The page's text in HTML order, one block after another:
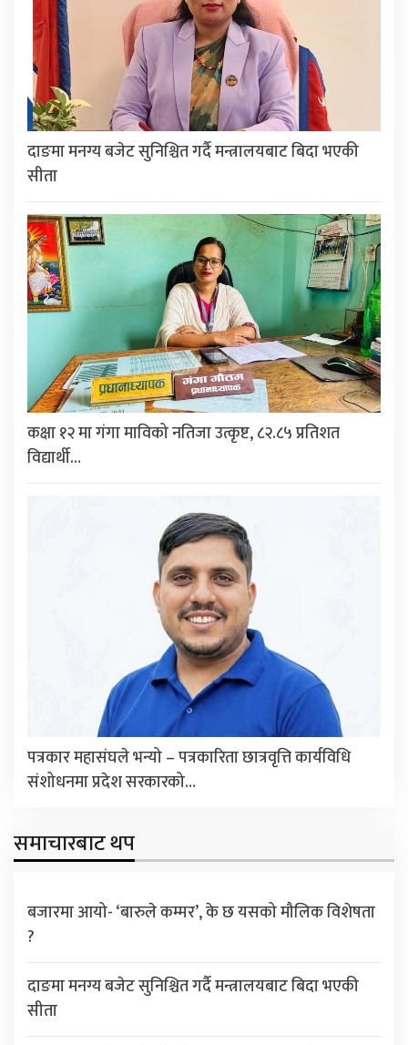
दाङमा मनग्य बजेट सुनिश्चित गर्दै मन्त्रालयबाट बिदा भएकी
सीता
कक्षा १२ मा गंगा माविको नतिजा उत्कृष्ट, ८२.८५ प्रतिशत
विद्यार्थी…
पत्रकार महासंघले भन्यो – पत्रकारिता छात्रवृत्ति कार्यविधि
संशोधनमा प्रदेश सरकारको…
समाचारबाट थप
बजारमा आयो- ‘बारुले कम्मर’, के छ यसको मौलिक विशेषता
?
दाङमा मनग्य बजेट सुनिश्चित गर्दै मन्त्रालयबाट बिदा भएकी
सीता